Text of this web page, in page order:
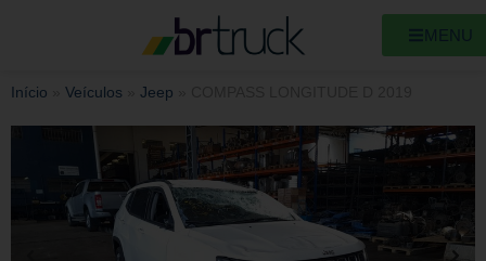
MENU
Início Veículos Jeep